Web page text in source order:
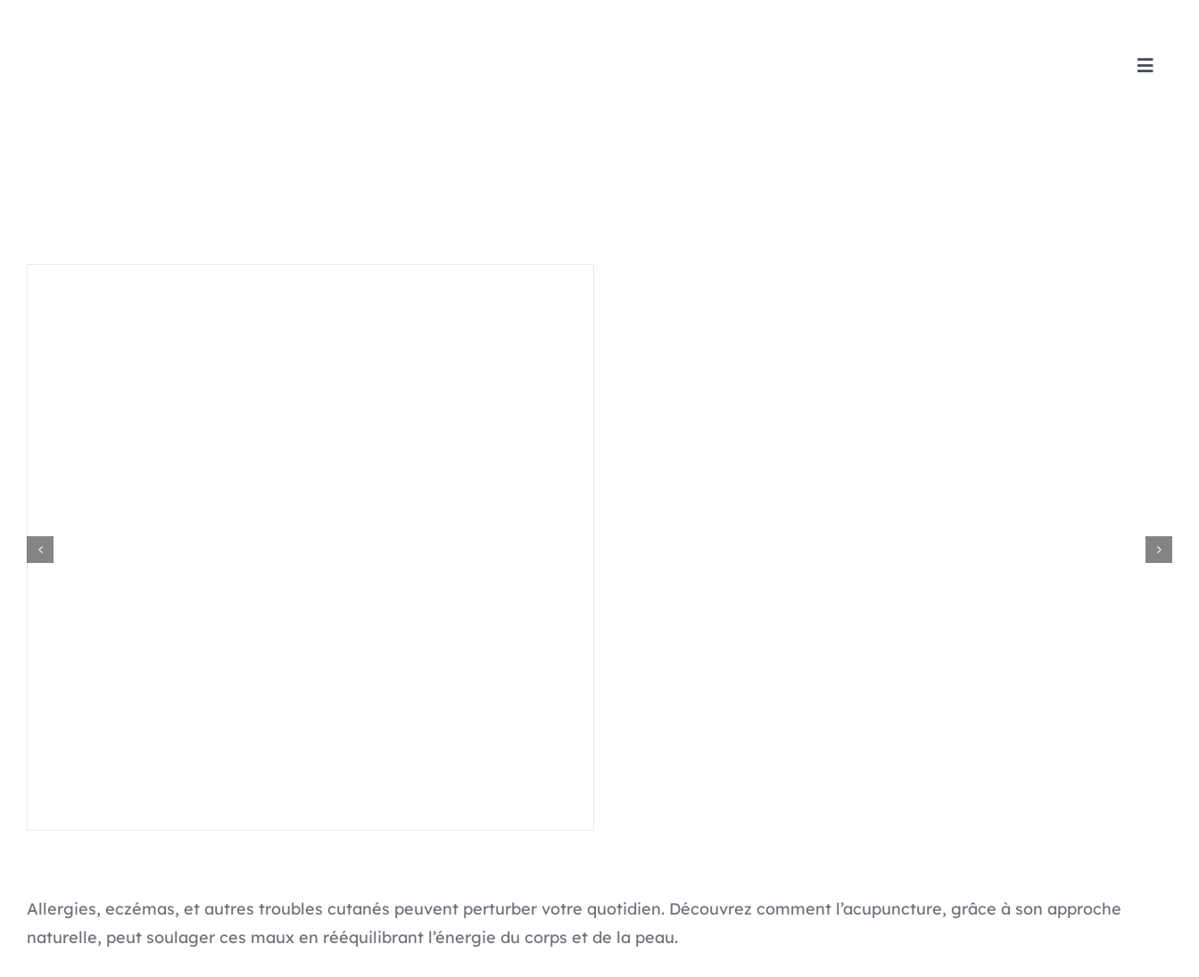
Toggle
Allergies, eczémas, et autres troubles cutanés peuvent perturber votre quotidien. Découvrez comment l’acupuncture, grâce à son approche
naturelle, peut soulager ces maux en rééquilibrant l’énergie du corps et de la peau.